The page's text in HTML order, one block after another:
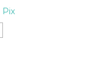
Pix